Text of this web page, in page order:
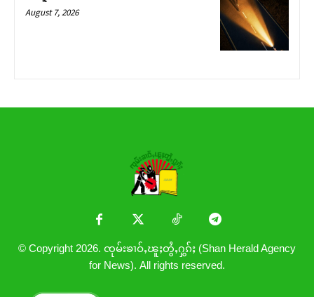
August 7, 2026
© Copyright 2026. ၸုမ်းၶၢဝ်ႇၽူႈတွႆႇႁွၵ်ႈ (Shan Herald Agency
for News). All rights reserved.